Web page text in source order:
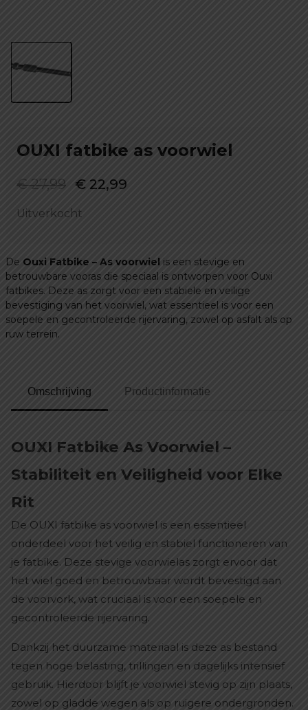
OUXI fatbike as voorwiel
€27,99 Oorspronkelijke
€ 22,99
Uitverkocht
De Ouxi Fatbike – As voorwiel is een stevige en
betrouwbare vooras die speciaal is ontworpen voor Ouxi
fatbikes. Deze as zorgt voor een stabiele en veilige
bevestiging van het voorwiel, wat essentieel is voor een
soepele en gecontroleerde rijervaring, zowel op asfalt als op
ruw terrein.
Omschrijving Productinformatie
OUXI Fatbike As Voorwiel –
Stabiliteit en Veiligheid voor Elke
Rit
De OUXI fatbike as voorwiel is een essentieel
onderdeel voor het veilig en stabiel functioneren van
je fatbike. Deze stevige voorwielas zorgt ervoor dat
het wiel goed en betrouwbaar wordt bevestigd aan
de voorvork, wat cruciaal is voor een soepele en
gecontroleerde rijervaring.
Dankzij het duurzame materiaal is deze as bestand
tegen hoge belasting, trillingen en dagelijks intensief
gebruik. Hierdoor blijft je voorwiel stevig op zijn plaats,
zowel op gladde wegen als op ruigere ondergronden.